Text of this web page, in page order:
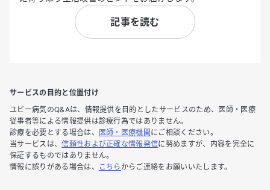
記事を読む
サービスの目的と位置付け
ユビー病気のQ&Aは、情報提供を目的としたサービスのため、医師・医療
従事者等による情報提供は診療行為ではありません。
診療を必要とする場合は、
医師・医療機関 にご相談ください。
当サービスは、信頼性および正確な情報発信に努めますが、内容を完全に
保証するものではありません。
情報に誤りがある場合は、
こちら からご連絡をお願いいたします。